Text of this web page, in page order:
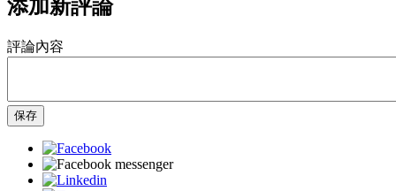
添加新評論
評論內容
保存